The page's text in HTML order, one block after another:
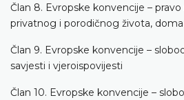
Član 8. Evropske konvencije –
privatnog i porodičnog života,
Član 9. Evropske konvencije –
savjesti i vjeroispovijesti
Član 10. Evropske konvencije –